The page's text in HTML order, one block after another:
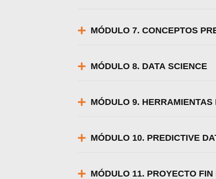
MÓDULO 7. CONCEPTOS
MÓDULO 8. DATA SCIENCE
MÓDULO 9.
MÓDULO 10. PREDICTIVE
MÓDULO 11. PROYECTO FIN